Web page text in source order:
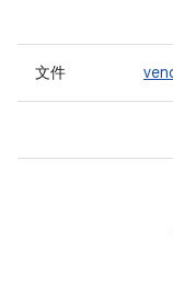
文件